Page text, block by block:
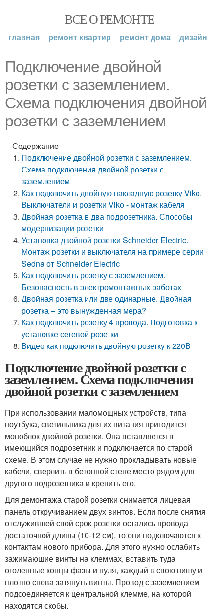
ВСЕ О РЕМОНТЕ
главная ремонт квартир ремонт дома дизайн
Подключение двойной
розетки с заземлением.
Схема подключения двойной
розетки с заземлением
Содержание
Подключение двойной розетки с заземлением.
Схема подключения двойной розетки с
заземлением
Как подключить двойную накладную розетку Viko.
Выключатели и розетки Viko - монтаж кабеля
Двойная розетка в два подрозетника. Способы
модернизации розетки
Установка двойной розетки Schneider Electric.
Монтаж розетки и выключателя на примере серии
Sedna от Schneider Electric
Как подключить розетку с заземлением.
Безопасность в электромонтажных работах
Двойная розетка или две одинарные. Двойная
розетка – это вынужденная мера?
Как подключить розетку 4 провода. Подготовка к
установке сетевой розетки
Видео как подключить двойную розетку к 220В
Подключение двойной розетки с
заземлением. Схема подключения
двойной розетки с заземлением
При использовании маломощных устройств, типа
ноутбука, светильника для их питания пригодится
моноблок двойной розетки. Она вставляется в
имеющийся подрозетник и подключается по старой
схеме. В этом случае не нужно прокладывать новые
кабели, сверлить в бетонной стене место рядом для
другого подрозетника и крепить его.
Для демонтажа старой розетки снимается лицевая
панель откручиванием двух винтов. Если после снятия
отслужившей свой срок розетки остались провода
достаточной длины (10-12 см), то они подключаются к
контактам нового прибора. Для этого нужно ослабить
зажимающие винты на клеммах, вставить туда
оголенные концы фазы и нуля, каждый в свою нишу и
плотно снова затянуть винты. Провод с заземлением
подсоединяется к центральной клемме, на которой
находятся скобы.